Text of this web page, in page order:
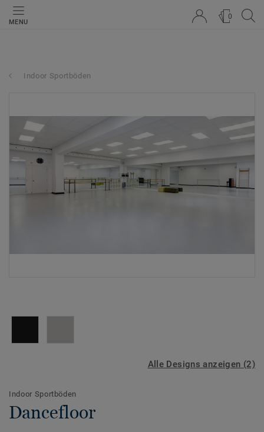
MENU
0
Indoor Sportböden
Alle Designs anzeigen (2)
Indoor Sportböden
Dancefloor